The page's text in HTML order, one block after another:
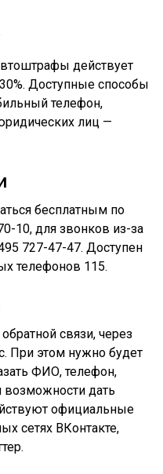
действует
Доступные способы
телефон,
лиц —
бесплатным по
10, для звонков из-за
727-47-47. Доступен
телефонов 115.
связи, через
При этом нужно будет
ФИО, телефон,
возможности дать
официальные
сетях ВКонтакте,